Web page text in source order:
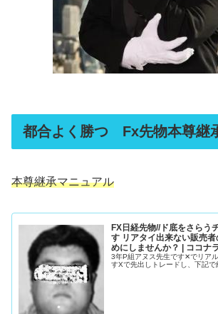
都合よく勝つ Fx先物本尊継
本尊継承マニュアル
FX日経先物//ド底をさらう
す リアタイ出来ない販売
めにしませんか？ | ココナ
3年P組アヌス先生です✕でリア
すXで先出しトレードし、下記で